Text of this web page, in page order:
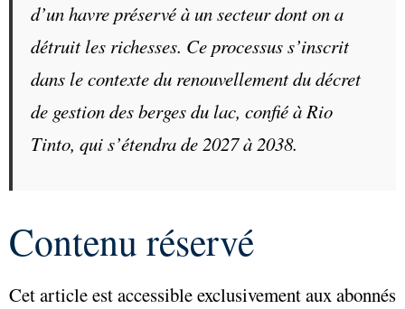
d’un havre préservé à un secteur dont on a
détruit les richesses. Ce processus s’inscrit
dans le contexte du renouvellement du décret
de gestion des berges du lac, confié à Rio
Tinto, qui s’étendra de 2027 à 2038.
Contenu réservé
Cet article est accessible exclusivement aux abonnés